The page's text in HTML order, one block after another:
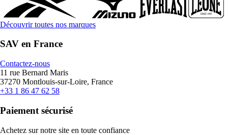
Découvrir toutes nos marques
SAV en France
Contactez-nous
11 rue Bernard Maris
37270 Montlouis-sur-Loire, France
+33 1 86 47 62 58
Paiement sécurisé
Achetez sur notre site en toute confiance